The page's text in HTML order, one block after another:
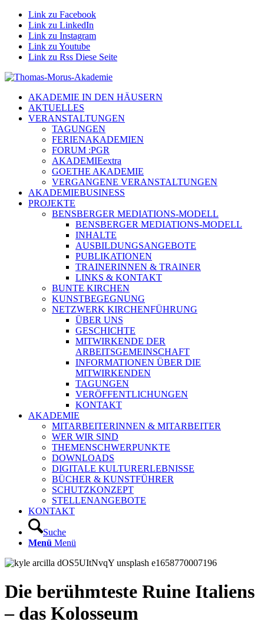
Link zu Facebook
Link zu LinkedIn
Link zu Instagram
Link zu Youtube
Link zu Rss Diese Seite
AKADEMIE IN DEN HÄUSERN
AKTUELLES
VERANSTALTUNGEN
TAGUNGEN
FERIENAKADEMIEN
FORUM :PGR
AKADEMIEextra
GOETHE AKADEMIE
VERGANGENE VERANSTALTUNGEN
AKADEMIEBUSINESS
PROJEKTE
BENSBERGER MEDIATIONS-MODELL
BENSBERGER MEDIATIONS-MODELL
INHALTE
AUSBILDUNGSANGEBOTE
PUBLIKATIONEN
TRAINERINNEN & TRAINER
LINKS & KONTAKT
BUNTE KIRCHEN
KUNSTBEGEGNUNG
NETZWERK KIRCHENFÜHRUNG
ÜBER UNS
GESCHICHTE
MITWIRKENDE DER
ARBEITSGEMEINSCHAFT
INFORMATIONEN ÜBER DIE
MITWIRKENDEN
TAGUNGEN
VERÖFFENTLICHUNGEN
KONTAKT
AKADEMIE
MITARBEITERINNEN & MITARBEITER
WER WIR SIND
THEMENSCHWERPUNKTE
DOWNLOADS
DIGITALE KULTURERLEBNISSE
BÜCHER & KUNSTFÜHRER
SCHUTZKONZEPT
STELLENANGEBOTE
KONTAKT
Suche
Menü Menü
Die berühmteste Ruine Italiens
– das Kolosseum